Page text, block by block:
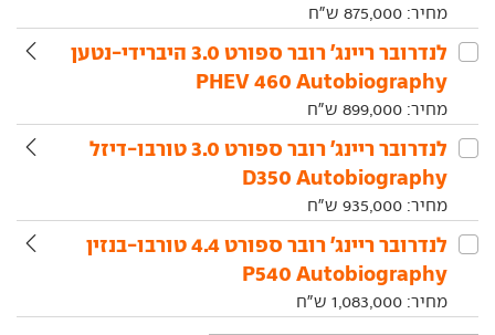
מחיר: 875,000 ש"ח
לנדרובר‏ ריינג' רובר ספורט‏ 3.0 היברידי-נטען
PHEV 460 Autobiography
מחיר: 899,000 ש"ח
לנדרובר‏ ריינג' רובר ספורט‏ 3.0 טורבו-דיזל
D350 Autobiography
מחיר: 935,000 ש"ח
לנדרובר‏ ריינג' רובר ספורט‏ 4.4 טורבו-בנזין
P540 Autobiography
מחיר: 1,083,000 ש"ח